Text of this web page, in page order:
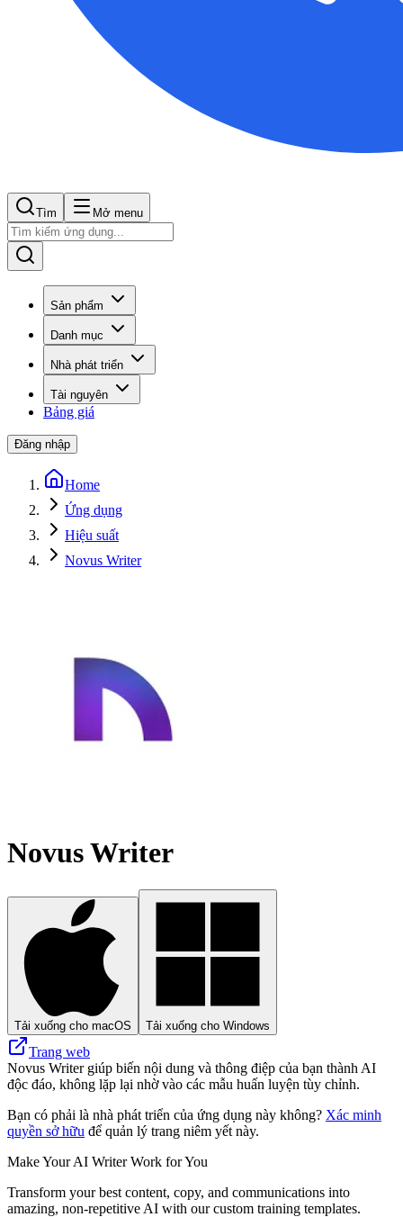
Tìm Mở menu
Sản phẩm
Danh mục
Nhà phát triển
Tài nguyên
Bảng giá
Đăng nhập
Home
Ứng dụng
Hiệu suất
Novus Writer
Novus Writer
Tải xuống cho macOS Tải xuống cho Windows
Trang web
Novus Writer giúp biến nội dung và thông điệp của bạn thành AI
độc đáo, không lặp lại nhờ vào các mẫu huấn luyện tùy chỉnh.
Bạn có phải là nhà phát triển của ứng dụng này không? Xác minh
quyền sở hữu để quản lý trang niêm yết này.
Make Your AI Writer Work for You
Transform your best content, copy, and communications into
amazing, non-repetitive AI with our custom training templates.